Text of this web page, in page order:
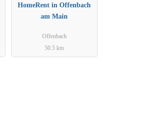
HomeRent in Offenbach
am Main
Offenbach
50.5 km